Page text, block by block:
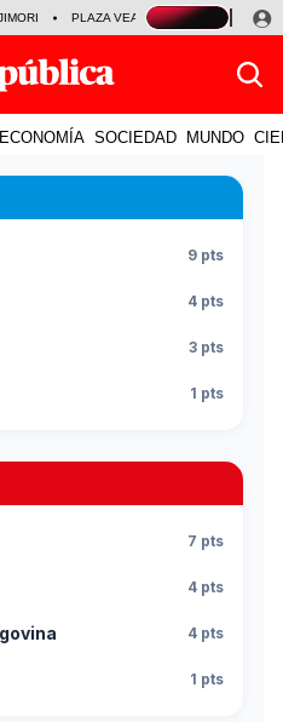
PLAZA VEA FERIADOS
ECONOMÍA SOCIEDAD MUNDO